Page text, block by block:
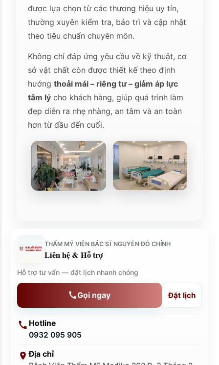
được lựa chọn từ các thương hiệu uy tín,
thường xuyên kiểm tra, bảo trì và cập nhật
theo tiêu chuẩn chuyên môn.
Không chỉ đáp ứng yêu cầu về kỹ thuật, cơ
sở vật chất còn được thiết kế theo định
hướngthoải mái – riêng tư – giảm áp lực
tâm lý cho khách hàng, giúp quá trình làm
đẹp diễn ra nhẹ nhàng, an tâm và an toàn
hơn từ đầu đến cuối.
THẨM MỸ VIỆN BÁC SĨ NGUYỄN ĐỖ CHỈNH
Liên hệ & Hỗ trợ
Hỗ trợ tư vấn — đặt lịch nhanh chóng
Gọi ngay Đặt lịch
Hotline
0932 095 905
Địa chỉ